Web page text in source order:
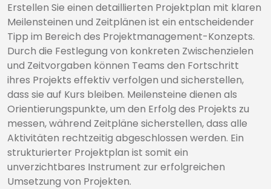
Erstellen Sie einen detaillierten Projektplan mit klaren
Meilensteinen und Zeitplänen ist ein entscheidender
Tipp im Bereich des Projektmanagement-Konzepts.
Durch die Festlegung von konkreten Zwischenzielen
und Zeitvorgaben können Teams den Fortschritt
ihres Projekts effektiv verfolgen und sicherstellen,
dass sie auf Kurs bleiben. Meilensteine dienen als
Orientierungspunkte, um den Erfolg des Projekts zu
messen, während Zeitpläne sicherstellen, dass alle
Aktivitäten rechtzeitig abgeschlossen werden. Ein
strukturierter Projektplan ist somit ein
unverzichtbares Instrument zur erfolgreichen
Umsetzung von Projekten.